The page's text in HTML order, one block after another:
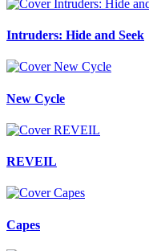
Intruders: Hide and Seek
New Cycle
REVEIL
Capes